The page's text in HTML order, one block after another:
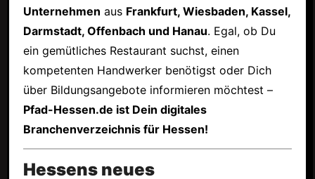
Unternehmen aus Frankfurt, Wiesbaden, Kassel,
Darmstadt, Offenbach und Hanau. Egal, ob Du
ein gemütliches Restaurant suchst, einen
kompetenten Handwerker benötigst oder Dich
über Bildungsangebote informieren möchtest –
Pfad-Hessen.de ist Dein digitales
Branchenverzeichnis für Hessen!
Hessens neues